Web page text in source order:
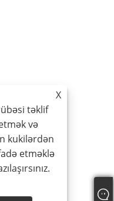
X
təklif
və
kukilərdən
etməklə